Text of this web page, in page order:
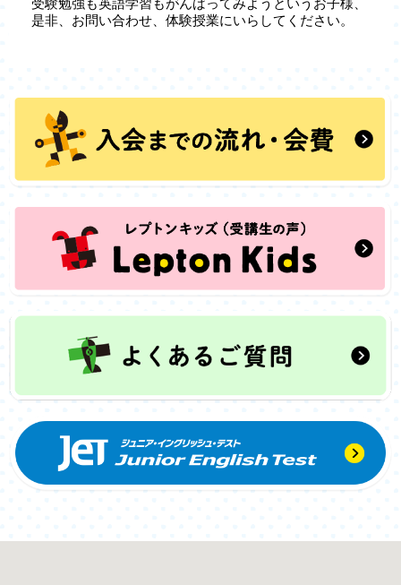
是非、お問い合わせ、体験授業にいらしてください。